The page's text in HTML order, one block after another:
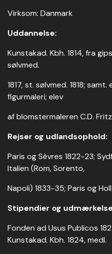
Virksom: Danmark
Uddannelse:
Kunstakad. Kbh. 1814, fra
sølvmed.
1817, st. sølvmed. 1818;
figurmaleri; elev
af blomstermaleren C.D.
Rejser og udlandsophold:
Paris og Sèvres 1822-23;
Italien (Rom, Sorento,
Napoli) 1833-35; Paris og
Stipendier og
Fonden ad Usus Publicos
Kunstakad. Kbh. 1824, medl.